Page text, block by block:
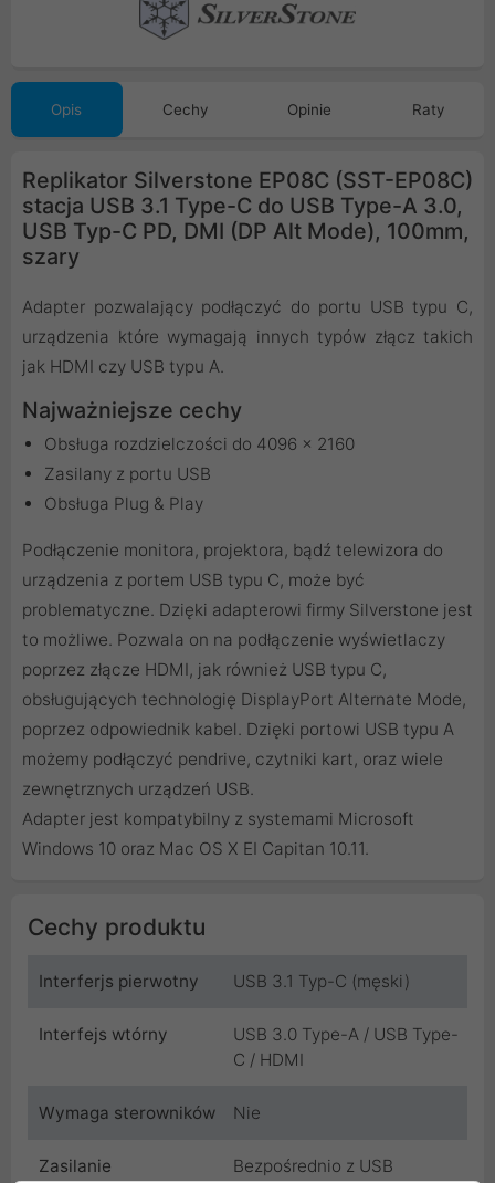
Opis Cechy Opinie Raty
Replikator Silverstone EP08C (SST-EP08C)
stacja USB 3.1 Type-C do USB Type-A 3.0,
USB Typ-C PD, DMI (DP Alt Mode), 100mm,
szary
Adapter pozwalający podłączyć do portu USB typu C,
urządzenia które wymagają innych typów złącz takich
jak HDMI czy USB typu A.
Najważniejsze cechy
Obsługa rozdzielczości do 4096 x 2160
Zasilany z portu USB
Obsługa Plug & Play
Podłączenie monitora, projektora, bądź telewizora do
urządzenia z portem USB typu C, może być
problematyczne. Dzięki adapterowi firmy Silverstone jest
to możliwe. Pozwala on na podłączenie wyświetlaczy
poprzez złącze HDMI, jak również USB typu C,
obsługujących technologię DisplayPort Alternate Mode,
poprzez odpowiednik kabel. Dzięki portowi USB typu A
możemy podłączyć pendrive, czytniki kart, oraz wiele
zewnętrznych urządzeń USB.
Adapter jest kompatybilny z systemami Microsoft
Windows 10 oraz Mac OS X EI Capitan 10.11.
Cechy produktu
Interferjs pierwotny USB 3.1 Typ-C (męski)
Interfejs wtórny
USB 3.0 Type-A / USB Type-
C / HDMI
Wymaga sterowników Nie
Zasilanie Bezpośrednio z USB